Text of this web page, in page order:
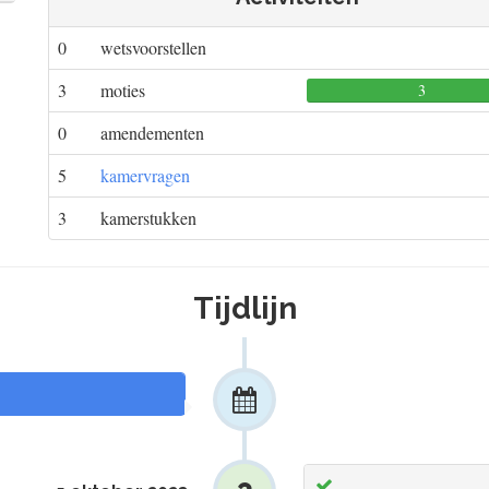
0
wetsvoorstellen
3
moties 3
0
amendementen
5
kamervragen
3
kamerstukken
Tijdlijn